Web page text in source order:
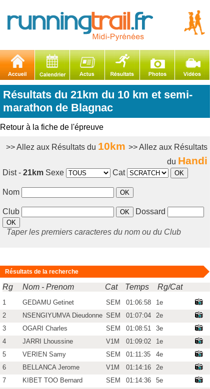
Résultats du 21km du 10 km et semi-
marathon de Blagnac
Retour à la fiche de l'épreuve
>> Allez aux Résultats du 10km >> Allez aux Résultats
du Handi
Dist - 21km Sexe Cat
Nom
Club Dossard
Taper les premiers caracteres du nom ou du Club
Résultats de la recherche
Rg Nom - Prenom Cat Temps Rg/Cat
1 GEDAMU Getinet SEM 01:06:58
1e
2
NSENGIYUMVA Dieudonne SEM 01:07:04
2e
3
OGARI Charles SEM 01:08:51
3e
4
JARRI Lhoussine V1M 01:09:02
1e
5
VERIEN Samy SEM 01:11:35
4e
6
BELLANCA Jerome V1M 01:14:16
2e
7
KIBET TOO Bernard SEM 01:14:36
5e